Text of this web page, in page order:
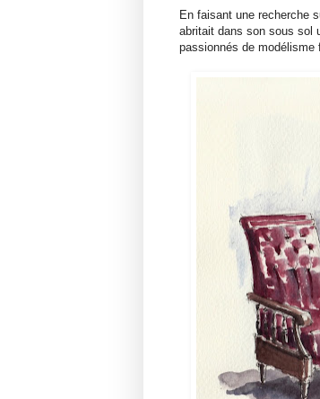
En faisant une recherche
abritait dans son sous sol
passionnés de modélisme